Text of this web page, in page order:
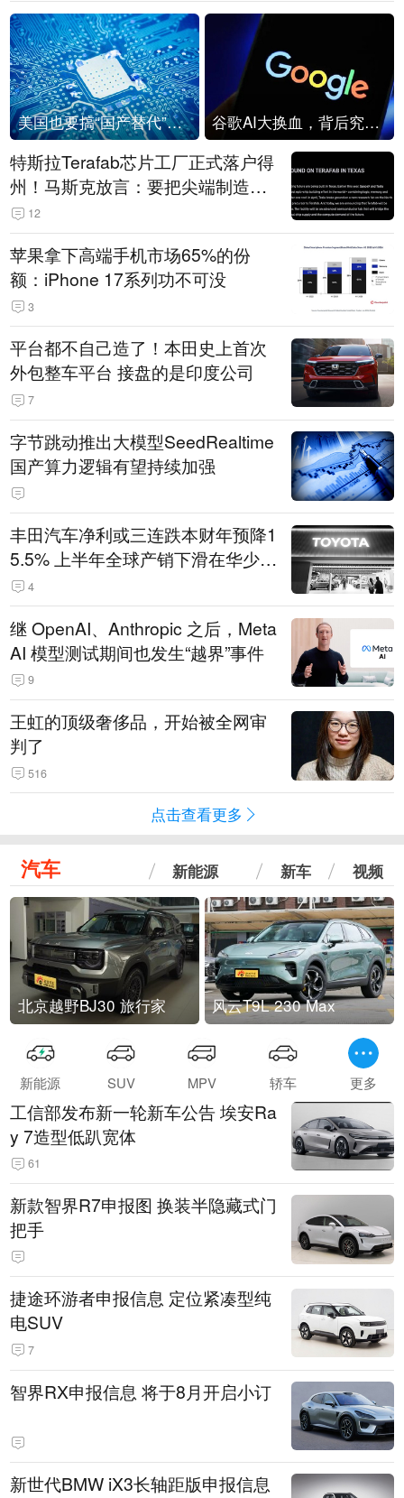
美国也要搞“国产替代”？先算清三笔账 谷歌AI大换血，背后究竟发生了什么？
特斯拉Terafab芯片工厂正式落户得
州！马斯克放言：要把尖端制造带
回美国
12
苹果拿下高端手机市场65%的份
额：iPhone 17系列功不可没
3
平台都不自己造了！本田史上首次
外包整车平台 接盘的是印度公司
7
字节跳动推出大模型SeedRealtime
国产算力逻辑有望持续加强
丰田汽车净利或三连跌本财年预降1
5.5% 上半年全球产销下滑在华少卖
14.3万辆
4
继 OpenAI、Anthropic 之后，Meta
AI 模型测试期间也发生“越界”事件
9
王虹的顶级奢侈品，开始被全网审
判了
516
点击查看更多
汽车 新能源 新车 视频
北京越野BJ30 旅行家 风云T9L 230 Max
新能源 SUV MPV 轿车 更多
工信部发布新一轮新车公告 埃安Ra
y 7造型低趴宽体
61
新款智界R7申报图 换装半隐藏式门
把手
捷途环游者申报信息 定位紧凑型纯
电SUV
7
智界RX申报信息 将于8月开启小订
新世代BMW iX3长轴距版申报信息